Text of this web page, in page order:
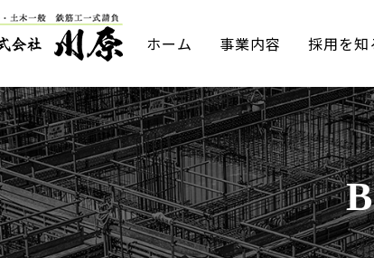
ホーム 事業内容 採用を知